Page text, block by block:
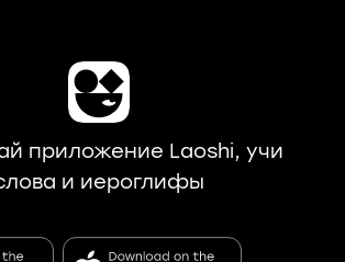
приложение Laoshi, учи
и иероглифы